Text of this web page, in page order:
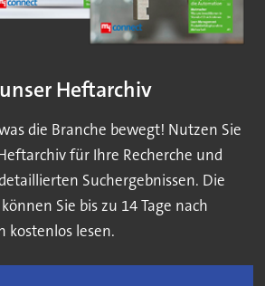
Heftarchiv
die Branche bewegt! Nutzen Sie
für Ihre Recherche und
Suchergebnissen. Die
Sie bis zu 14 Tage nach
kostenlos lesen.